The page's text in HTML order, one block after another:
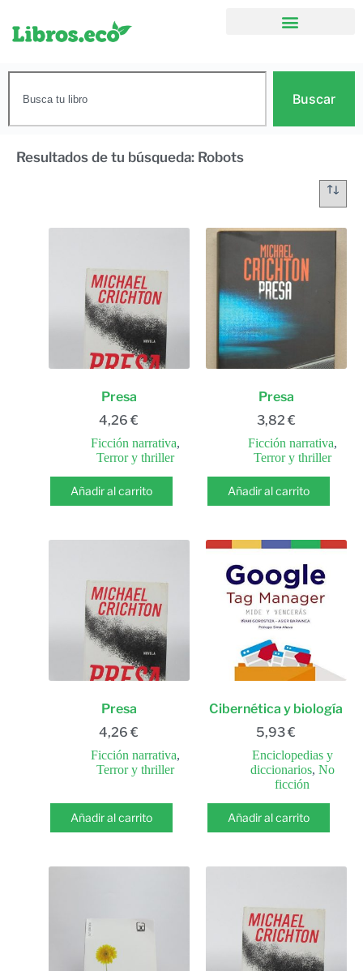
Buscar
Resultados de tu búsqueda: Robots
Presa
4,26€
Ficción narrativa,
Terror y thriller
Añadir al carrito
Presa
3,82 €
Ficción narrativa,
Terror y thriller
Añadir al carrito
Presa
4,26€
Ficción narrativa,
Terror y thriller
Añadir al carrito
Cibernética y biología
5,93€
Enciclopedias y
diccionarios, No
ficción
Añadir al carrito